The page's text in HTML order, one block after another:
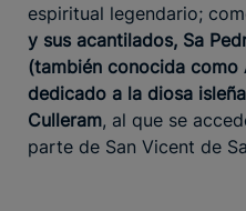
espiritual legendario;
y sus acantilados, Sa
(también conocida como
dedicado a la diosa
Culleram, al que se
parte de San Vicent de